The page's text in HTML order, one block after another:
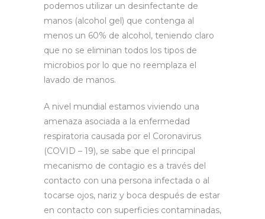
podemos utilizar un desinfectante de
manos (alcohol gel) que contenga al
menos un 60% de alcohol, teniendo claro
que no se eliminan todos los tipos de
microbios por lo que no reemplaza el
lavado de manos.
A nivel mundial estamos viviendo una
amenaza asociada a la enfermedad
respiratoria causada por el Coronavirus
(COVID – 19), se sabe que el principal
mecanismo de contagio es a través del
contacto con una persona infectada o al
tocarse ojos, nariz y boca después de estar
en contacto con superficies contaminadas,